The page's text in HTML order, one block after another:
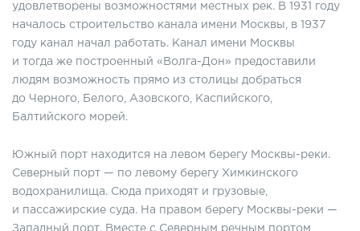
удовлетворены возможностями местных рек. В 1931 году
началось строительство канала имени Москвы, в 1937
году канал начал работать. Канал имени Москвы
и тогда же построенный «Волга-Дон» предоставили
людям возможность прямо из столицы добраться
до Черного, Белого, Азовского, Каспийского,
Балтийского морей.
Южный порт находится на левом берегу Москвы-реки.
Северный порт — по левому берегу Химкинского
водохранилища. Сюда приходят и грузовые,
и пассажирские суда. На правом берегу Москвы-реки —
Западный порт. Вместе с Северным речным портом